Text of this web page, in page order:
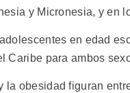
y Micronesia, y en
en edad
Caribe para ambos
la obesidad figuran